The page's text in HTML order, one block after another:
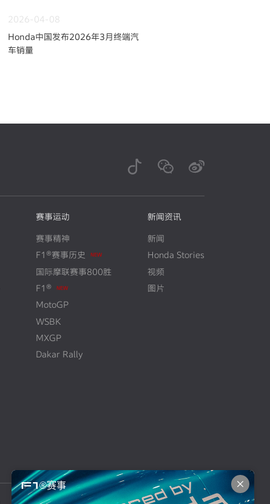
2026-04-08
Honda中国发布2026年3月终端汽
车销量
赛事运动
赛事精神
F1®赛事历史
NEW
国际摩联赛事800胜
F1®
NEW
MotoGP
WSBK
MXGP
Dakar Rally
新闻资讯
新闻
Honda Stories
视频
图片
F1®赛事